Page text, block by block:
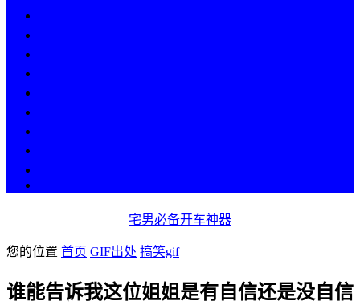
宅男必备开车神器
您的位置 首页 GIF出处 搞笑gif
谁能告诉我这位姐姐是有自信还是没自信